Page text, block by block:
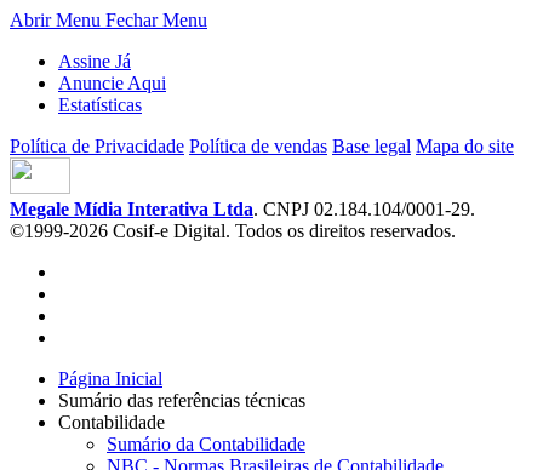
Abrir Menu Fechar Menu
Assine Já
Anuncie Aqui
Estatísticas
Política de Privacidade Política de vendas Base legal Mapa do site
Megale Mídia Interativa Ltda. CNPJ 02.184.104/0001-29.
©1999-2026 Cosif-e Digital. Todos os direitos reservados.
Página Inicial
Sumário das referências técnicas
Contabilidade
Sumário da Contabilidade